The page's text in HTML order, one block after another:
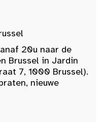
20u naar de
Brussel in Jardin
7, 1000 Brussel).
nieuwe